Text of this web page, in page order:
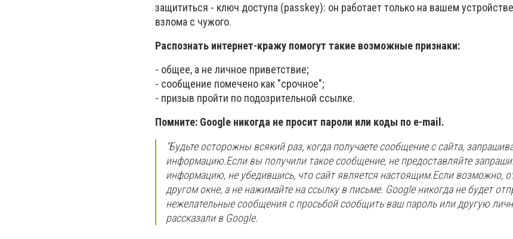
защититься - ключ доступа (passkey): он работает только на вашем
взлома с чужого.
Распознать интернет-кражу помогут такие возможные признаки:
- общее, а не личное приветствие;
- сообщение помечено как "срочное";
- призыв пройти по подозрительной ссылке.
Помните: Google никогда не просит пароли или коды по e-mail.
"Будьте осторожны всякий раз, когда получаете сообщение с сайта,
информацию.Если вы получили такое сообщение, не предоставляйте
информацию, не убедившись, что сайт является настоящим.Если возможно,
другом окне, а не нажимайте на ссылку в письме. Google никогда не будет
нежелательные сообщения с просьбой сообщить ваш пароль или другую
рассказали в Google.